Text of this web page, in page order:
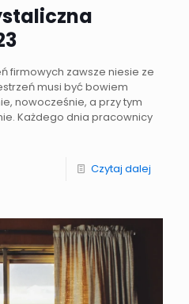
firmowych zawsze niesie ze
musi być bowiem
nowocześnie, a przy tym
Każdego dnia pracownicy
Czytaj dalej